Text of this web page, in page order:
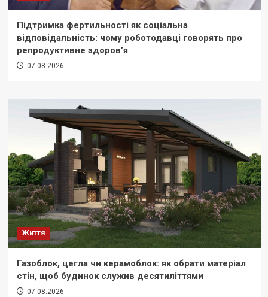
Підтримка фертильності як соціальна
відповідальність: чому роботодавці говорять про
репродуктивне здоров’я
07.08.2026
Життя
Газоблок, цегла чи керамоблок: як обрати матеріал
стін, щоб будинок служив десятиліттями
07.08.2026